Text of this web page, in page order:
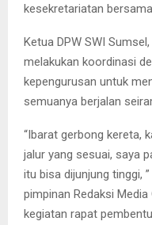
kesekretariatan bersama.
Ketua DPW SWI
melakukan koordinasi
kepengurusan untuk
semuanya berjalan
“Ibarat gerbong kereta,
jalur yang sesuai, saya
itu bisa dijunjung tinggi,
pimpinan Redaksi
kegiatan rapat